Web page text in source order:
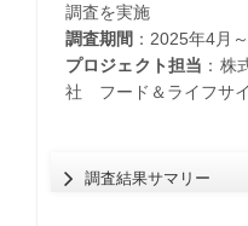
調査を実施
調査期間 ：2025年4月
プロジェクト担当 ：株
社 フード＆ライフサ
調査結果サマリー